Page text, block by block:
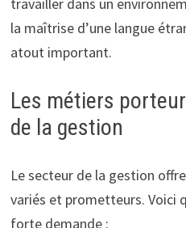
la maîtrise d’une langue
atout important.
Les métiers
de la gestion
Le secteur de la gestion
variés et prometteurs. Voici
forte demande :